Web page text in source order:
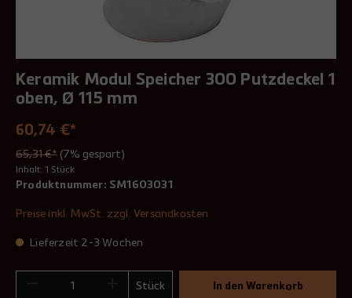
Keramik Modul Speicher 300 Putzdeckel 1
oben, Ø 115 mm
60,74 €*
65,31 €* (7% gespart)
Inhalt: 1 Stück
Produktnummer: SM1603031
Preise inkl. MwSt. zzgl. Versandkosten
Lieferzeit 2-3 Wochen
Stück In den Warenkorb